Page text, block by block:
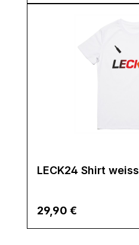
LECK24 Shirt weiss
Regulärer Preis:
29,90 €